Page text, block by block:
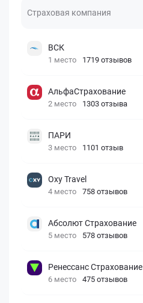
Страховая компания
ВСК
1 место 1719 отзывов
АльфаСтрахование
2 место 1303 отзыва
ПАРИ
3 место 1101 отзыв
Oxy Travel
4 место 758 отзывов
Абсолют Страхование
5 место 578 отзывов
Ренессанс Страхование
6 место 475 отзывов